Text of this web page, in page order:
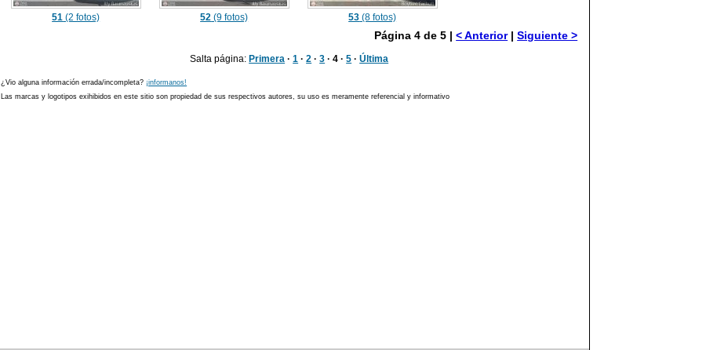
51 (2 fotos) 52 (9 fotos) 53 (8 fotos)
Página 4 de 5 |< Anterior|Siguiente >
Salta página: Primera ·1 ·2 ·3 · 4 ·5 ·Última
¿Vio alguna información errada/incompleta? ¡informanos!
Las marcas y logotipos exihibidos en este sitio son propiedad de sus respectivos autores, su uso es meramente referencial y informativo